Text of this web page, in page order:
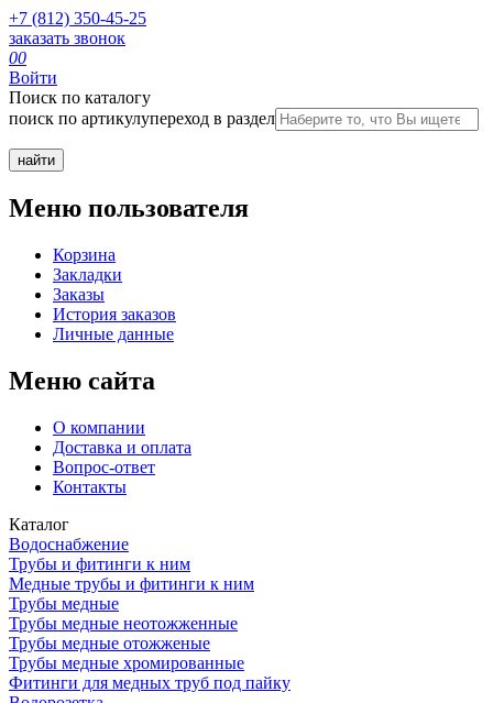
+7 (812) 350-45-25
заказать звонок
00
Войти
Поиск по каталогу
поиск по артикулупереход в раздел
Меню пользователя
Корзина
Закладки
Заказы
История заказов
Личные данные
Меню сайта
О компании
Доставка и оплата
Вопрос-ответ
Контакты
Каталог
Водоснабжение
Трубы и фитинги к ним
Медные трубы и фитинги к ним
Трубы медные
Трубы медные неотожженные
Трубы медные отожженые
Трубы медные хромированные
Фитинги для медных труб под пайку